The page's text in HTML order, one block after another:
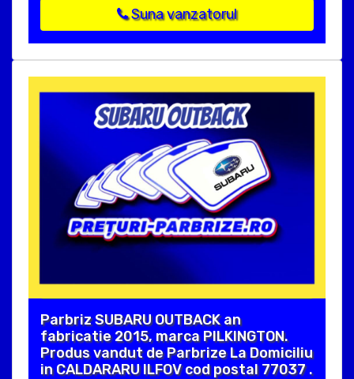
Suna vanzatorul
Parbriz SUBARU OUTBACK an
fabricatie 2015, marca PILKINGTON.
Produs vandut de Parbrize La Domiciliu
in CALDARARU ILFOV cod postal 77037 .